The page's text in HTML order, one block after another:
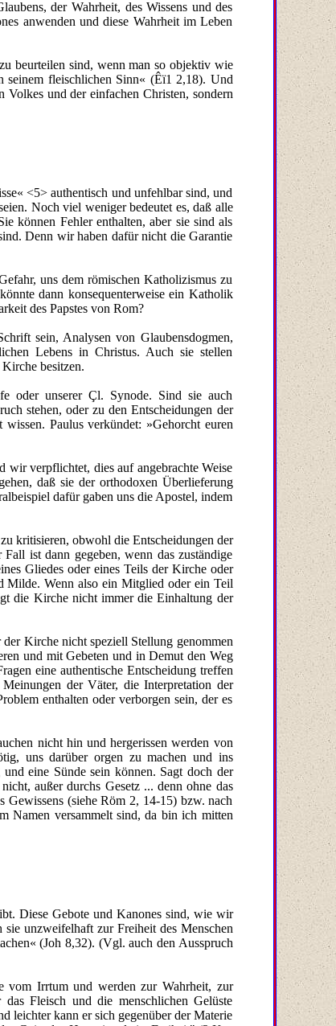
der Wahrheit, des Wissens und des
anwenden und diese Wahrheit im Leben
beurteilen sind, wenn man so objektiv wie
seinem fleischlichen Sinn« (Êï1 2,18). Und
und der einfachen Christen, sondern
<5> authentisch und unfehlbar sind, und
Noch viel weniger bedeutet es, daß alle
können Fehler enthalten, aber sie sind als
Denn wir haben dafür nicht die Garantie
uns dem römischen Katholizismus zu
dann konsequenterweise ein Katholik
des Papstes von Rom?
sein, Analysen von Glaubensdogmen,
Lebens in Christus. Auch sie stellen
besitzen.
oder unserer Çl. Synode. Sind sie auch
stehen, oder zu den Entscheidungen der
Paulus verkündet: »Gehorcht euren
wir verpflichtet, dies auf angebrachte Weise
daß sie der orthodoxen Überlieferung
dafür gaben uns die Apostel, indem
kritisieren, obwohl die Entscheidungen der
ist dann gegeben, wenn das zuständige
Gliedes oder eines Teils der Kirche oder
Milde. Wenn also ein Mitglied oder ein Teil
die Kirche nicht immer die Einhaltung der
Kirche nicht speziell Stellung genommen
und mit Gebeten und in Demut den Weg
eine authentische Entscheidung treffen
der Väter, die Interpretation der
enthalten oder verborgen sein, der es
nicht hin und hergerissen werden von
uns darüber orgen zu machen und ins
eine Sünde sein können. Sagt doch der
außer durchs Gesetz ... denn ohne das
Gewissens (siehe Röm 2, 14-15) bzw. nach
Namen versammelt sind, da bin ich mitten
Diese Gebote und Kanones sind, wie wir
unzweifelhaft zur Freiheit des Menschen
(Joh 8,32). (Vgl. auch den Ausspruch
vom Irrtum und werden zur Wahrheit, zur
Fleisch und die menschlichen Gelüste
leichter kann er sich gegenüber der Materie